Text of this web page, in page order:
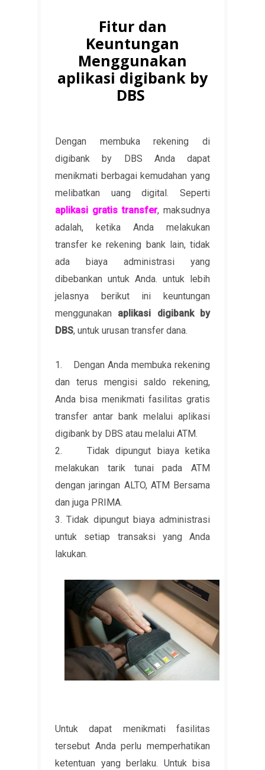
Fitur dan
Keuntungan
Menggunakan
aplikasi digibank by
DBS
Dengan membuka rekening di
digibank by DBS Anda dapat
menikmati berbagai kemudahan yang
melibatkan uang digital. Seperti
aplikasi gratis transfer, maksudnya
adalah, ketika Anda melakukan
transfer ke rekening bank lain, tidak
ada biaya administrasi yang
dibebankan untuk Anda. untuk lebih
jelasnya berikut ini keuntungan
menggunakan aplikasi digibank by
DBS, untuk urusan transfer dana.
1. Dengan Anda membuka rekening
dan terus mengisi saldo rekening,
Anda bisa menikmati fasilitas gratis
transfer antar bank melalui aplikasi
digibank by DBS atau melalui ATM.
2. Tidak dipungut biaya ketika
melakukan tarik tunai pada ATM
dengan jaringan ALTO, ATM Bersama
dan juga PRIMA.
3. Tidak dipungut biaya administrasi
untuk setiap transaksi yang Anda
lakukan.
Untuk dapat menikmati fasilitas
tersebut Anda perlu memperhatikan
ketentuan yang berlaku. Untuk bisa